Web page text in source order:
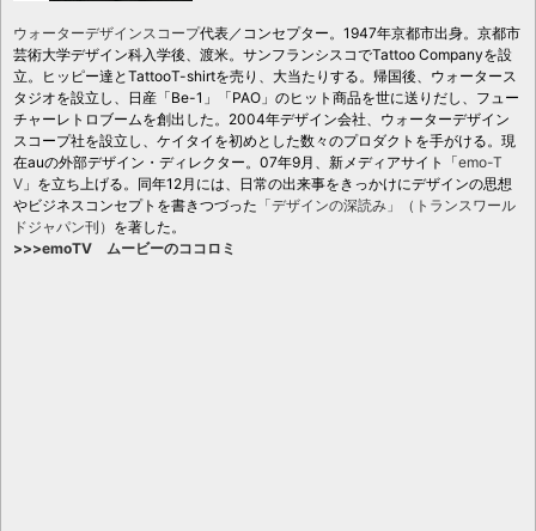
ウォーターデザインスコープ代表／コンセプター。1947年京都市出身。京都市
芸術大学デザイン科入学後、渡米。サンフランシスコでTattoo Companyを設
立。ヒッピー達とTattooT-shirtを売り、大当たりする。帰国後、ウォータース
タジオを設立し、日産「Be-1」「PAO」のヒット商品を世に送りだし、フュー
チャーレトロブームを創出した。2004年デザイン会社、ウォーターデザイン
スコープ社を設立し、ケイタイを初めとした数々のプロダクトを手がける。現
在auの外部デザイン・ディレクター。07年9月、新メディアサイト「emo-T
V 」を立ち上げる。同年12月には、日常の出来事をきっかけにデザインの思想
やビジネスコンセプトを書きつづった 「デザインの深読み」（トランスワール
ドジャパン刊） を著した。
>>>emoTV ムービーのココロミ